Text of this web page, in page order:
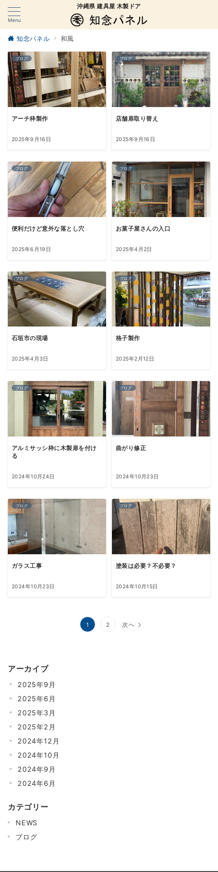
Menu
沖縄県 建具屋 木製ドア
知念パネル 和風
ブログ
アーチ枠製作
2025年9月16日
ブログ
店舗扉取り替え
2025年9月16日
ブログ
便利だけど意外な落とし穴
2025年6月19日
ブログ
お菓子屋さんの入口
2025年4月2日
ブログ
石垣市の現場
2025年4月3日
ブログ
格子製作
2025年2月12日
ブログ
アルミサッシ枠に木製扉を付け
る
2024年10月24日
ブログ
曲がり修正
2024年10月23日
ブログ
ガラス工事
2024年10月23日
ブログ
塗装は必要？不必要？
2024年10月15日
ペ
ー
ジ
送
り
1 2 次へ
アーカイブ
2025年9月
2025年6月
2025年3月
2025年2月
2024年12月
2024年10月
2024年9月
2024年6月
カテゴリー
NEWS
ブログ